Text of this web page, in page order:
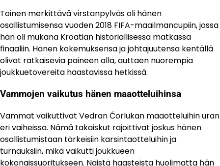
Toinen merkittävä virstanpylväs oli hänen
osallistumisensa vuoden 2018 FIFA-maailmancupiin, jossa
hän oli mukana Kroatian historiallisessa matkassa
finaaliin. Hänen kokemuksensa ja johtajuutensa kentällä
olivat ratkaisevia paineen alla, auttaen nuorempia
joukkuetovereita haastavissa hetkissä.
Vammojen vaikutus hänen maaotteluihinsa
Vammat vaikuttivat Vedran Ćorlukan maaotteluihin uran
eri vaiheissa. Nämä takaiskut rajoittivat joskus hänen
osallistumistaan tärkeisiin karsintaotteluihin ja
turnauksiin, mikä vaikutti joukkueen
kokonaissuoritukseen. Näistä haasteista huolimatta hän